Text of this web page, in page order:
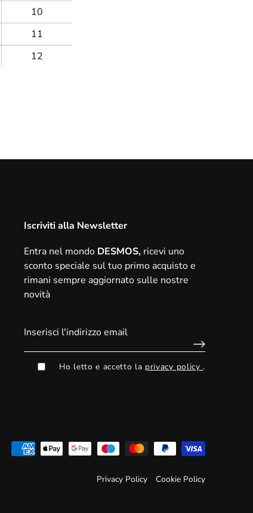
10
11
12
Iscriviti alla Newsletter
Entra nel mondo DESMOS, ricevi uno
sconto speciale sul tuo primo acquistoe
rimani sempre aggiornato sulle nostre
novità
Ho letto e accetto la privacy policy.
Privacy Policy Cookie Policy